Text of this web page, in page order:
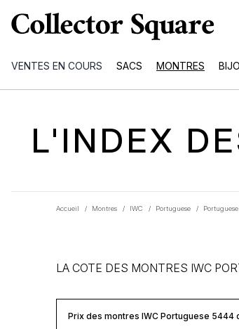
VENTES EN COURS SACS MONTRES
L'INDEX
Accueil / Montres / IWC / Portuguese / Portuguese
LA COTE DES MONTRES IWC
Prix des montres IWC Portuguese 5444